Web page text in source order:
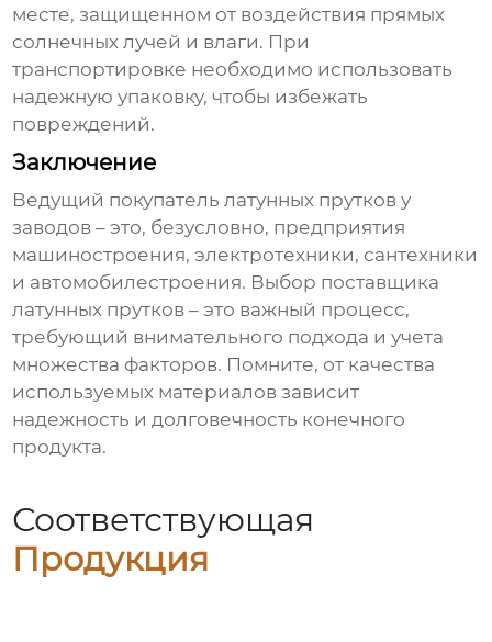
месте, защищенном от воздействия прямых
солнечных лучей и влаги. При
транспортировке необходимо использовать
надежную упаковку, чтобы избежать
повреждений.
Заключение
Ведущий покупатель латунных прутков у
заводов – это, безусловно, предприятия
машиностроения, электротехники, сантехники
и автомобилестроения. Выбор поставщика
латунных прутков – это важный процесс,
требующий внимательного подхода и учета
множества факторов. Помните, от качества
используемых материалов зависит
надежность и долговечность конечного
продукта.
Соответствующая
Продукция